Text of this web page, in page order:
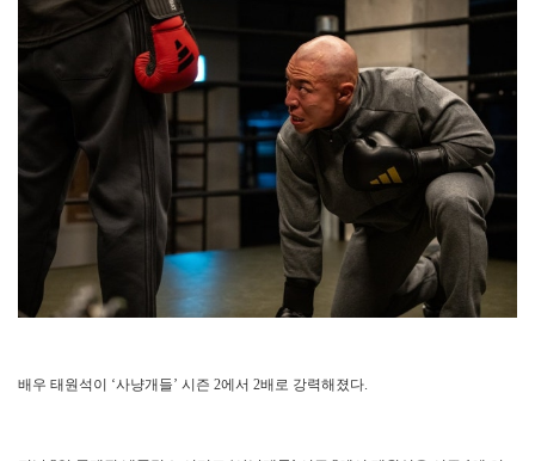
배우 태원석이 ‘사냥개들’ 시즌 2에서 2배로 강력해졌다.